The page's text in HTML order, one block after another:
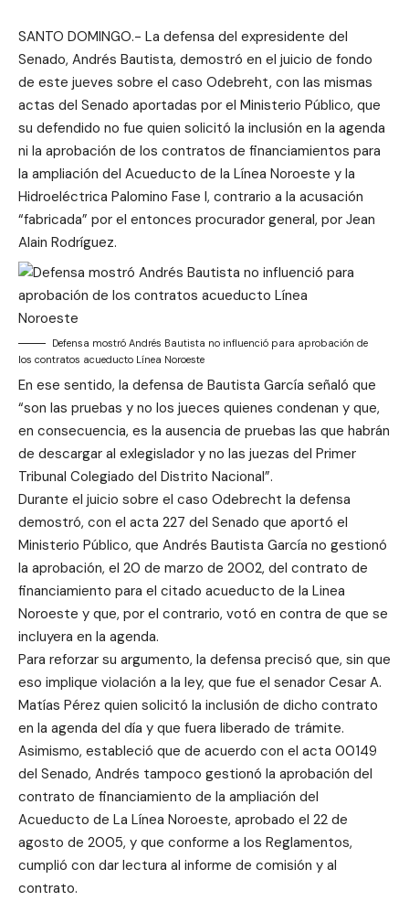
SANTO DOMINGO.- La defensa del expresidente del
Senado, Andrés Bautista, demostró en el juicio de fondo
de este jueves sobre el caso Odebreht, con las mismas
actas del Senado aportadas por el Ministerio Público, que
su defendido no fue quien solicitó la inclusión en la agenda
ni la aprobación de los contratos de financiamientos para
la ampliación del Acueducto de la Línea Noroeste y la
Hidroeléctrica Palomino Fase I, contrario a la acusación
“fabricada” por el entonces procurador general, por Jean
Alain Rodríguez.
Defensa mostró Andrés Bautista no influenció para aprobación de
los contratos acueducto Línea Noroeste
En ese sentido, la defensa de Bautista García señaló que
“son las pruebas y no los jueces quienes condenan y que,
en consecuencia, es la ausencia de pruebas las que habrán
de descargar al exlegislador y no las juezas del Primer
Tribunal Colegiado del Distrito Nacional”.
Durante el juicio sobre el caso Odebrecht la defensa
demostró, con el acta 227 del Senado que aportó el
Ministerio Público, que Andrés Bautista García no gestionó
la aprobación, el 20 de marzo de 2002, del contrato de
financiamiento para el citado acueducto de la Linea
Noroeste y que, por el contrario, votó en contra de que se
incluyera en la agenda.
Para reforzar su argumento, la defensa precisó que, sin que
eso implique violación a la ley, que fue el senador Cesar A.
Matías Pérez quien solicitó la inclusión de dicho contrato
en la agenda del día y que fuera liberado de trámite.
Asimismo, estableció que de acuerdo con el acta 00149
del Senado, Andrés tampoco gestionó la aprobación del
contrato de financiamiento de la ampliación del
Acueducto de La Línea Noroeste, aprobado el 22 de
agosto de 2005, y que conforme a los Reglamentos,
cumplió con dar lectura al informe de comisión y al
contrato.